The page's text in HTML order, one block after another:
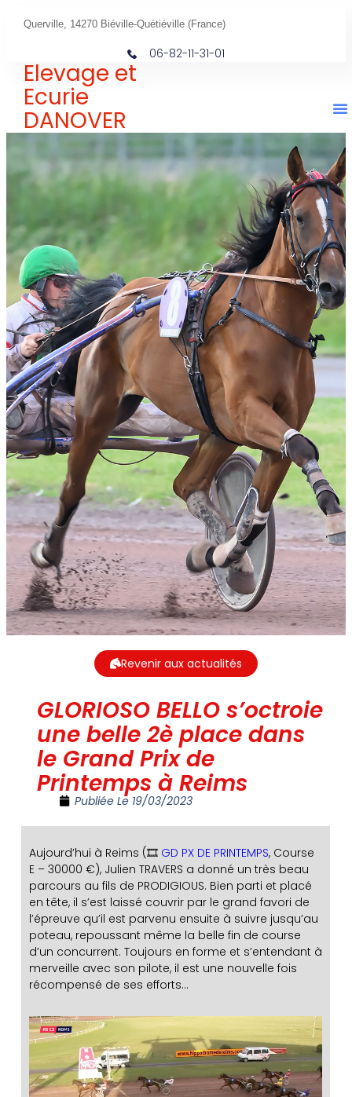
Querville, 14270 Biéville-Quétiéville (France)
06-82-11-31-01
Elevage et
Ecurie
DANOVER
Revenir aux actualités
GLORIOSO BELLO s’octroie
une belle 2è place dans
le Grand Prix de
Printemps à Reims
Publiée Le 19/03/2023
Aujourd’hui à Reims (🎞️ GD PX DE PRINTEMPS, Course
E – 30000 €), Julien TRAVERS a donné un très beau
parcours au fils de PRODIGIOUS. Bien parti et placé
en tête, il s’est laissé couvrir par le grand favori de
l’épreuve qu’il est parvenu ensuite à suivre jusqu’au
poteau, repoussant même la belle fin de course
d’un concurrent. Toujours en forme et s’entendant à
merveille avec son pilote, il est une nouvelle fois
récompensé de ses efforts…